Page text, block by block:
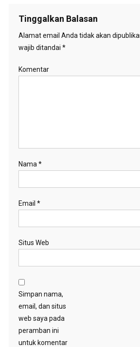
Tinggalkan Balasan
Alamat email Anda tidak akan
wajib ditandai *
Komentar
Nama *
Email *
Situs Web
Simpan nama,
email, dan situs
web saya pada
peramban ini
untuk komentar